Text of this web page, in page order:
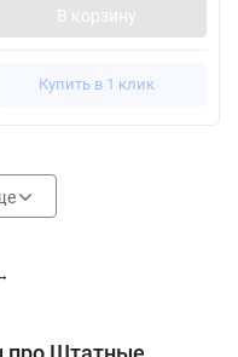
В корзину
Купить в 1 клик